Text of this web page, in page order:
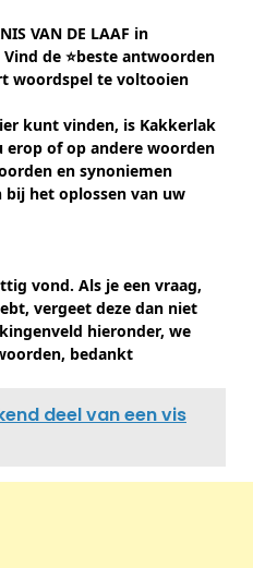
VAN DE LAAF in
de ⭐beste antwoorden
woordspel te voltooien
kunt vinden, is Kakkerlak
erop of op andere woorden
en synoniemen
het oplossen van uw
vond. Als je een vraag,
vergeet deze dan niet
hieronder, we
bedankt
deel van een vis